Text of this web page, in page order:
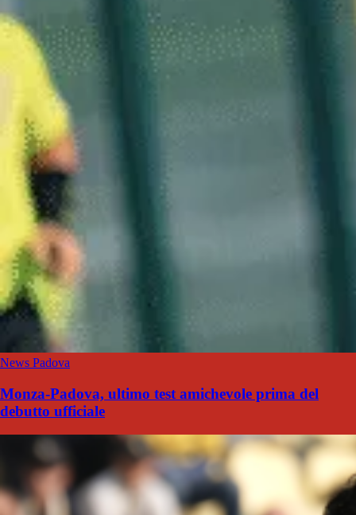
News Padova
Monza-Padova, ultimo test amichevole prima del
debutto ufficiale